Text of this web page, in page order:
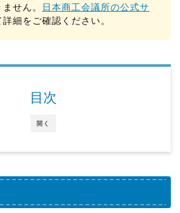
せん。
日本商工会議所の公式サ
詳細をご確認ください。
開く
目次